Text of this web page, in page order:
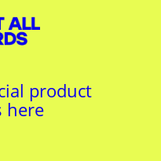
product
here